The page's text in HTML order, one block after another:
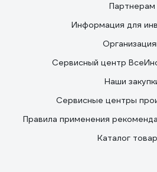
Партнерам
Информация для
Сервисный центр
Наши
Сервисные центры
Правила применения
Каталог